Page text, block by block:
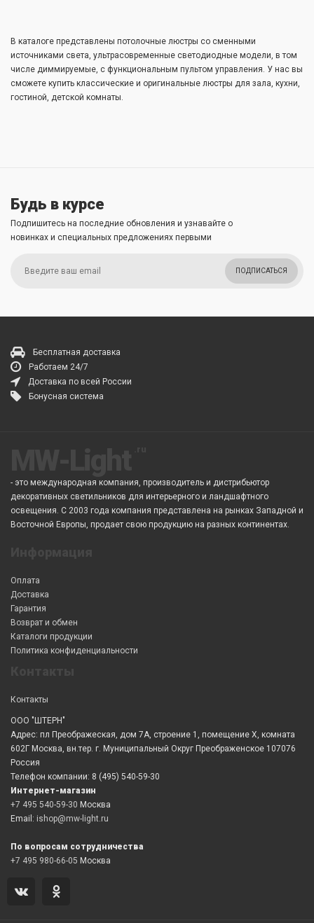
В каталоге представлены потолочные люстры со сменными
источниками света, ультрасовременные светодиодные модели, в том
числе диммируемые, с функциональным пультом управления. У нас вы
сможете купить классические и оригинальные люстры для зала, кухни,
гостиной, детской комнаты.
Будь в курсе
Подпишитесь на последние обновления и узнавайте о
новинках и специальных предложениях первыми
ПОДПИСАТЬСЯ
Бесплатная доставка
Работаем 24/7
Доставка по всей России
Бонусная система
- это международная компания, производитель и дистрибьютор
декоративных светильников для интерьерного и ландшафтного
освещения. С 2003 года компания представлена на рынках Западной и
Восточной Европы, продает свою продукцию на разных континентах.
Оплата
Доставка
Гарантия
Возврат и обмен
Каталоги продукции
Политика конфиденциальности
Контакты
ООО "ШТЕРН"
Адрес: пл Преображеская, дом 7А, строение 1, помещение X, комната
602Г Москва, вн.тер. г. Муниципальный Округ Преображенское 107076
Россия
Телефон компании: 8 (495) 540-59-30
Интернет-магазин
+7 495 540-59-30 Москва
Email: ishop@mw-light.ru
По вопросам сотрудничества
+7 495 980-66-05 Москва